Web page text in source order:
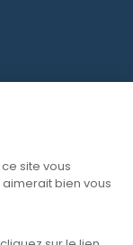
informé des